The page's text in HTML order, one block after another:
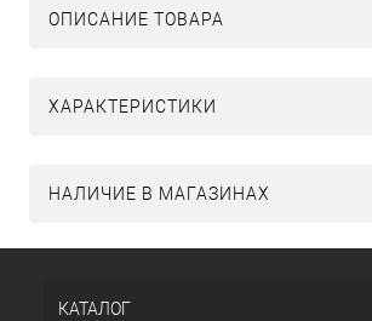
ОПИСАНИЕ ТОВАРА
ХАРАКТЕРИСТИКИ
НАЛИЧИЕ В МАГАЗИНАХ
КАТАЛОГ